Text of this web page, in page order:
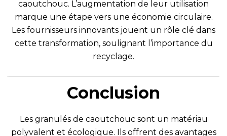
caoutchouc. L’augmentation de leur utilisation
marque une étape vers une économie circulaire.
Les fournisseurs innovants jouent un rôle clé dans
cette transformation, soulignant l’importance du
recyclage.
Conclusion
Les granulés de caoutchouc sont un matériau
polyvalent et écologique. Ils offrent des avantages